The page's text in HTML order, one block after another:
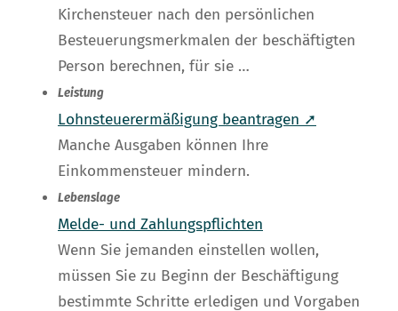
Kirchensteuer nach den persönlichen
Besteuerungsmerkmalen der beschäftigten
Person berechnen, für sie …
Leistung
Lohnsteuerermäßigung beantragen ➚
Manche Ausgaben können Ihre
Einkommensteuer mindern.
Lebenslage
Melde- und Zahlungspflichten
Wenn Sie jemanden einstellen wollen,
müssen Sie zu Beginn der Beschäftigung
bestimmte Schritte erledigen und Vorgaben